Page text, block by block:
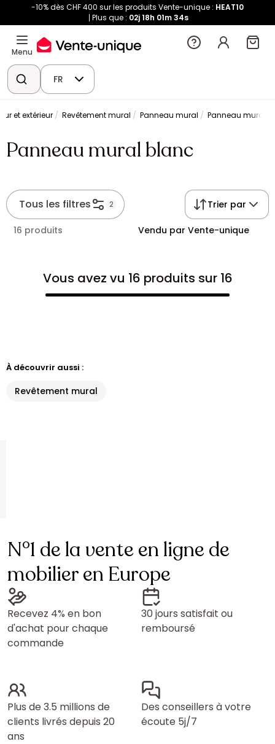
-10% dès CHF 400 sur les produits Vente-unique : HEAT10
Plus que : 02j18h 01m34s
Menu
FR
et extérieur Revêtement mural Panneau mural Panneau mural
Panneau mural blanc
Tous les filtres 2 Trier par
16 produits Vendu par Vente-unique
Vous avez vu 16 produits sur 16
À découvrir aussi :
Revêtement mural
N°1 de la vente en ligne de
mobilier en Europe
Recevez 4% en bon
d'achat pour chaque
commande
30 jours satisfait ou
remboursé
Plus de 3.5 millions de
clients livrés depuis 20
ans
Des conseillers à votre
écoute 5j/7